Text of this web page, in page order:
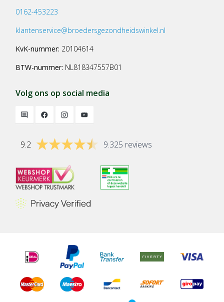
0162-453223
klantenservice@broedersgezondheidswinkel.nl
KvK-nummer: 20104614
BTW-nummer: NL818347557B01
Volg ons op social media
9.2 9.325 reviews